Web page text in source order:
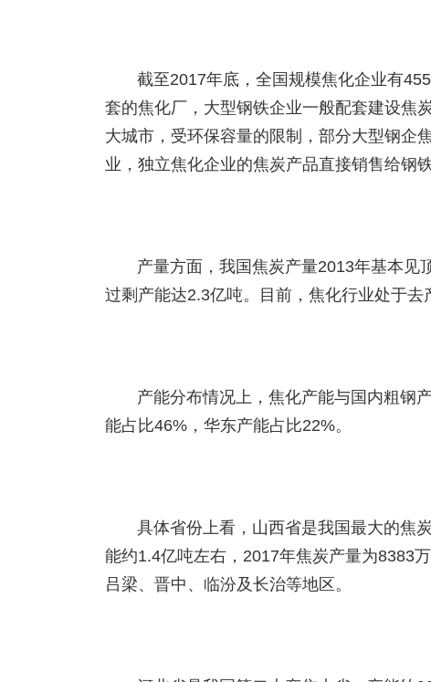
截至2017年底，全国规模焦化企业有
套的焦化厂，大型钢铁企业一般配套建设焦
大城市，受环保容量的限制，部分大型钢企
业，独立焦化企业的焦炭产品直接销售给钢
产量方面，我国焦炭产量2013年基本见
过剩产能达2.3亿吨。目前，焦化行业处于去
产能分布情况上，焦化产能与国内粗钢
能占比46%，华东产能占比22%。
具体省份上看，山西省是我国最大的焦
能约1.4亿吨左右，2017年焦炭产量为8383
吕梁、晋中、临汾及长治等地区。